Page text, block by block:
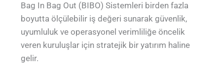
Bag In Bag Out (BIBO) Sistemleri birden fazla
boyutta ölçülebilir iş değeri sunarak güvenlik,
uyumluluk ve operasyonel verimliliğe öncelik
veren kuruluşlar için stratejik bir yatırım haline
gelir.